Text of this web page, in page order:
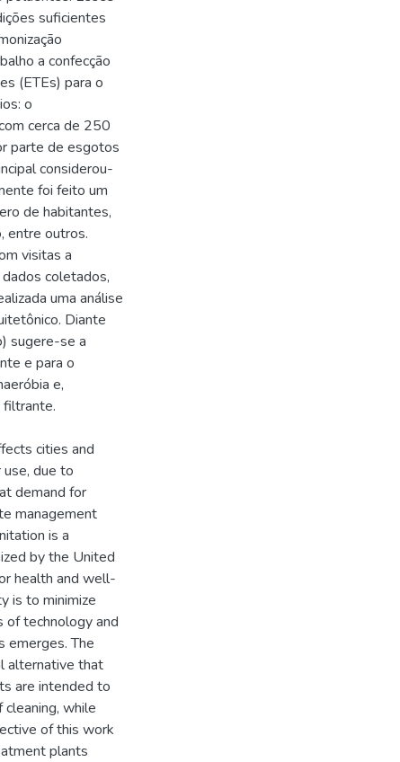
suficientes
a confecção
(ETEs) para o
o
cerca de 250
parte de esgotos
considerou-
foi feito um
de habitantes,
entre outros.
visitas a
coletados,
uma análise
Diante
sugere-se a
e para o
e,
filtrante.
cities and
due to
demand for
management
is a
by the United
health and well-
is to minimize
of technology and
emerges. The
alternative that
are intended to
while
of this work
plants